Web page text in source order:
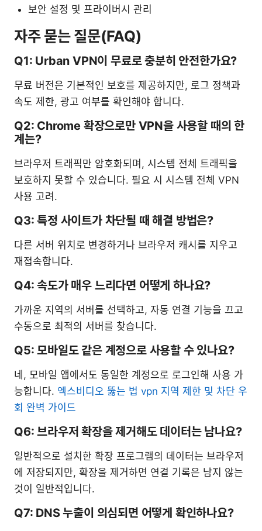
보안 설정 및 프라이버시 관리
자주 묻는 질문(FAQ)
Q1: Urban VPN이 무료로 충분히 안전한가요?
무료 버전은 기본적인 보호를 제공하지만, 로그 정책과
속도 제한, 광고 여부를 확인해야 합니다.
Q2: Chrome 확장으로만 VPN을 사용할 때의 한
계는?
브라우저 트래픽만 암호화되며, 시스템 전체 트래픽을
보호하지 못할 수 있습니다. 필요 시 시스템 전체 VPN
사용 고려.
Q3: 특정 사이트가 차단될 때 해결 방법은?
다른 서버 위치로 변경하거나 브라우저 캐시를 지우고
재접속합니다.
Q4: 속도가 매우 느리다면 어떻게 하나요?
가까운 지역의 서버를 선택하고, 자동 연결 기능을 끄고
수동으로 최적의 서버를 찾습니다.
Q5: 모바일도 같은 계정으로 사용할 수 있나요?
네, 모바일 앱에서도 동일한 계정으로 로그인해 사용 가
능합니다. 엑스비디오 뚫는 법 vpn 지역 제한 및 차단 우
회 완벽 가이드
Q6: 브라우저 확장을 제거해도 데이터는 남나요?
일반적으로 설치한 확장 프로그램의 데이터는 브라우저
에 저장되지만, 확장을 제거하면 연결 기록은 남지 않는
것이 일반적입니다.
Q7: DNS 누출이 의심되면 어떻게 확인하나요?